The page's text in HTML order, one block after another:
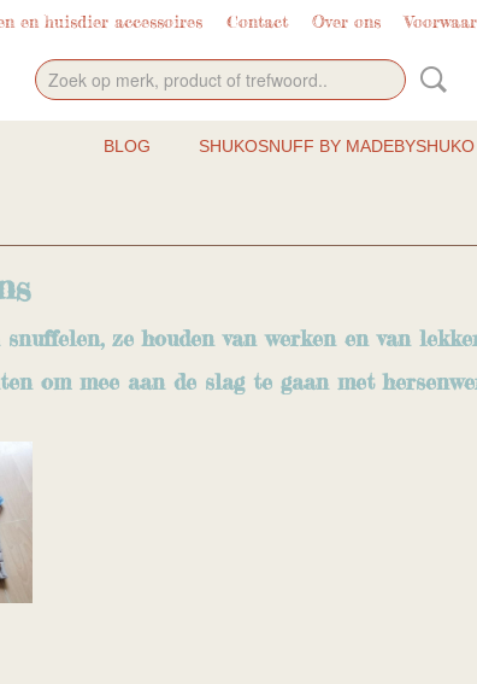
en huisdier accessoires Contact Over ons
SHUKOSNUFF BY
BLOG
ze houden van werken en van
om mee aan de slag te gaan met